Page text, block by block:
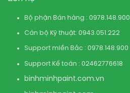
Bộ phận Bán hàng : 0978.148.900
Cán bộ Kỹ thuật: 0943.051.222
Support miền Bắc : 0978.148.900
Support Kế toán : 02462776618
binhminhpaint.com.vn